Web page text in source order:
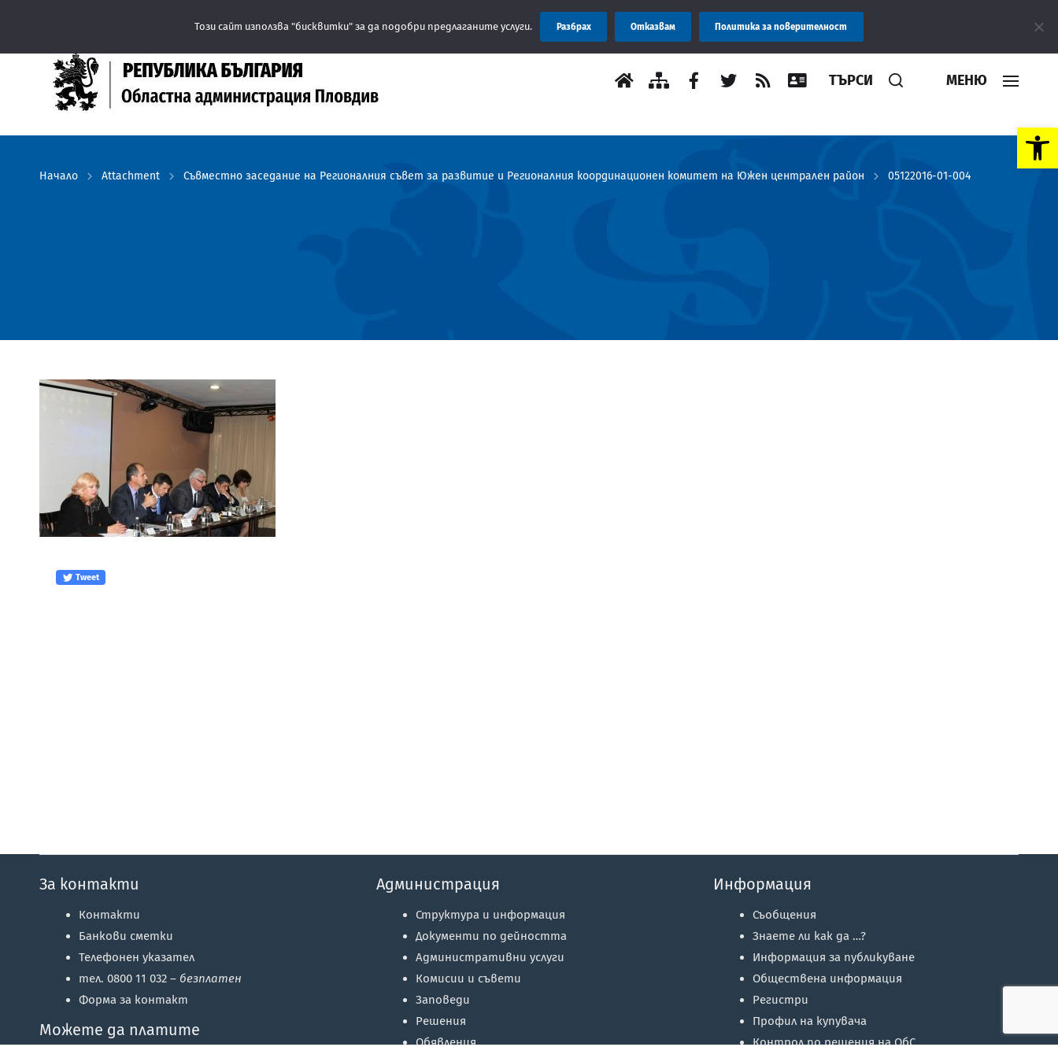
Open toolbar
Съобщение: Областна администрация Пловдив
ТЪРСИ МЕНЮ
Начало Attachment Съвместно заседание на Регионалния съвет за развитие и Регионалния координационен комитет на Южен централен район 05122016-01-004
Tweet
За контакти
Контакти
Банкови сметки
Телефонен указател
тел. 0800 11 032 – безплатен
Форма за контакт
Можете да платите
Администрация
Структура и информация
Документи по дейността
Административни услуги
Комисии и съвети
Заповеди
Решения
Обявления
Информация
Съобщения
Знаете ли как да …?
Информация за публикуване
Обществена информация
Регистри
Профил на купувача
Контрол по решения на ОбС
Този сайт използва "бисквитки" за да подобри предлаганите услуги. Разбрах Отказвам Политика за поверителност